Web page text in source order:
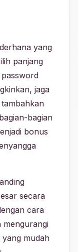
yang
panjang
jaga
bagian
bonus
secara
cara
mengurangi
mudah